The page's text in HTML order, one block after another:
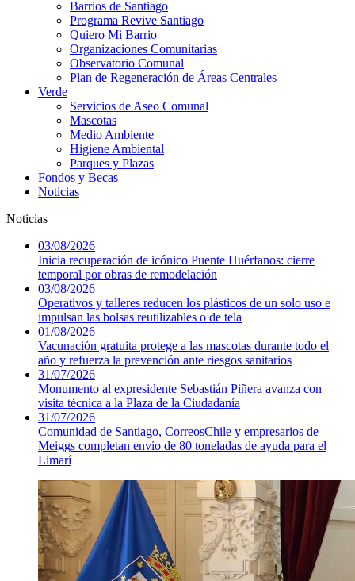
Barrios de Santiago
Programa Revive Santiago
Quiero Mi Barrio
Organizaciones Comunitarias
Observatorio Comunal
Plan de Regeneración de Áreas Centrales
Verde
Servicios de Aseo Comunal
Mascotas
Medio Ambiente
Higiene Ambiental
Parques y Plazas
Fondos y Becas
Noticias
Noticias
03/08/2026
Inicia recuperación de icónico Puente Huérfanos: cierre
temporal por obras de remodelación
03/08/2026
Operativos y talleres reducen los plásticos de un solo uso e
impulsan las bolsas reutilizables o de tela
01/08/2026
Vacunación gratuita protege a las mascotas durante todo el
año y refuerza la prevención ante riesgos sanitarios
31/07/2026
Monumento al expresidente Sebastián Piñera avanza con
visita técnica a la Plaza de la Ciudadanía
31/07/2026
Comunidad de Santiago, CorreosChile y empresarios de
Meiggs completan envío de 80 toneladas de ayuda para el
Limarí